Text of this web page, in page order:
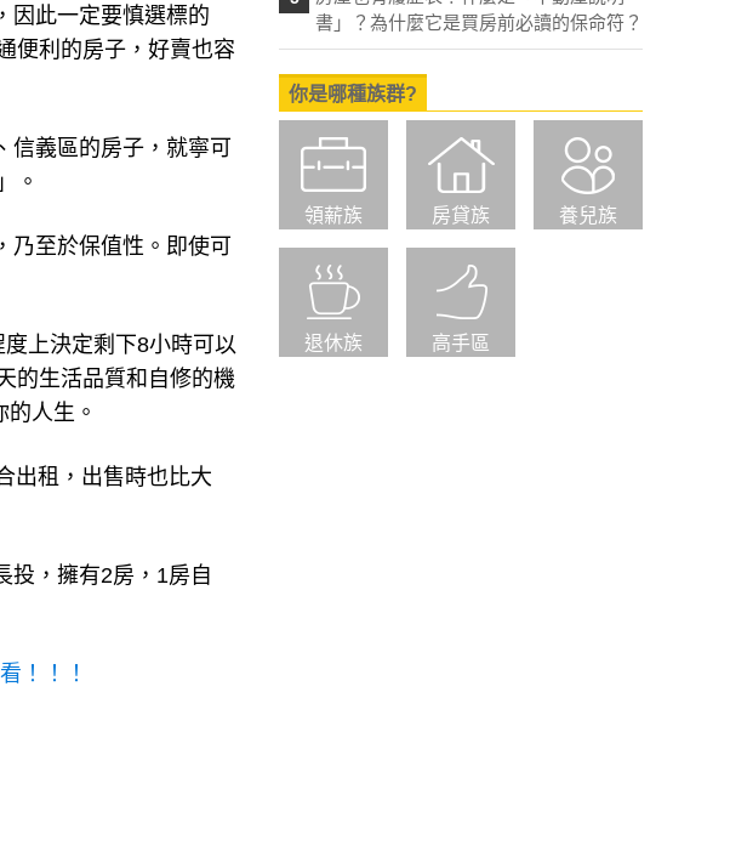
因此一定要慎選標的
便利的房子，好賣也容
義區的房子，就寧可
。
至於保值性。即使可
上決定剩下8小時可以
的生活品質和自修的機
人生。
出租，出售時也比大
投，擁有2房，1房自
！！！
書」？為什麼它是買房前必讀的保命符？
你是哪種族群?
領薪族 房貸族 養兒族
退休族 高手區